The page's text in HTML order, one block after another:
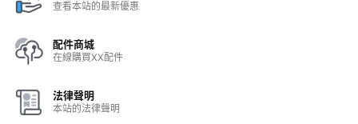
查看本站的最新優惠
配件商城
在線購買XX配件
法律聲明
本站的法律聲明